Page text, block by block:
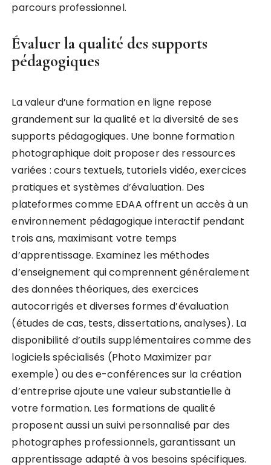
parcours professionnel.
Évaluer la qualité des supports
pédagogiques
La valeur d’une formation en ligne repose
grandement sur la qualité et la diversité de ses
supports pédagogiques. Une bonne formation
photographique doit proposer des ressources
variées : cours textuels, tutoriels vidéo, exercices
pratiques et systèmes d’évaluation. Des
plateformes comme EDAA offrent un accès à un
environnement pédagogique interactif pendant
trois ans, maximisant votre temps
d’apprentissage. Examinez les méthodes
d’enseignement qui comprennent généralement
des données théoriques, des exercices
autocorrigés et diverses formes d’évaluation
(études de cas, tests, dissertations, analyses). La
disponibilité d’outils supplémentaires comme des
logiciels spécialisés (Photo Maximizer par
exemple) ou des e-conférences sur la création
d’entreprise ajoute une valeur substantielle à
votre formation. Les formations de qualité
proposent aussi un suivi personnalisé par des
photographes professionnels, garantissant un
apprentissage adapté à vos besoins spécifiques.